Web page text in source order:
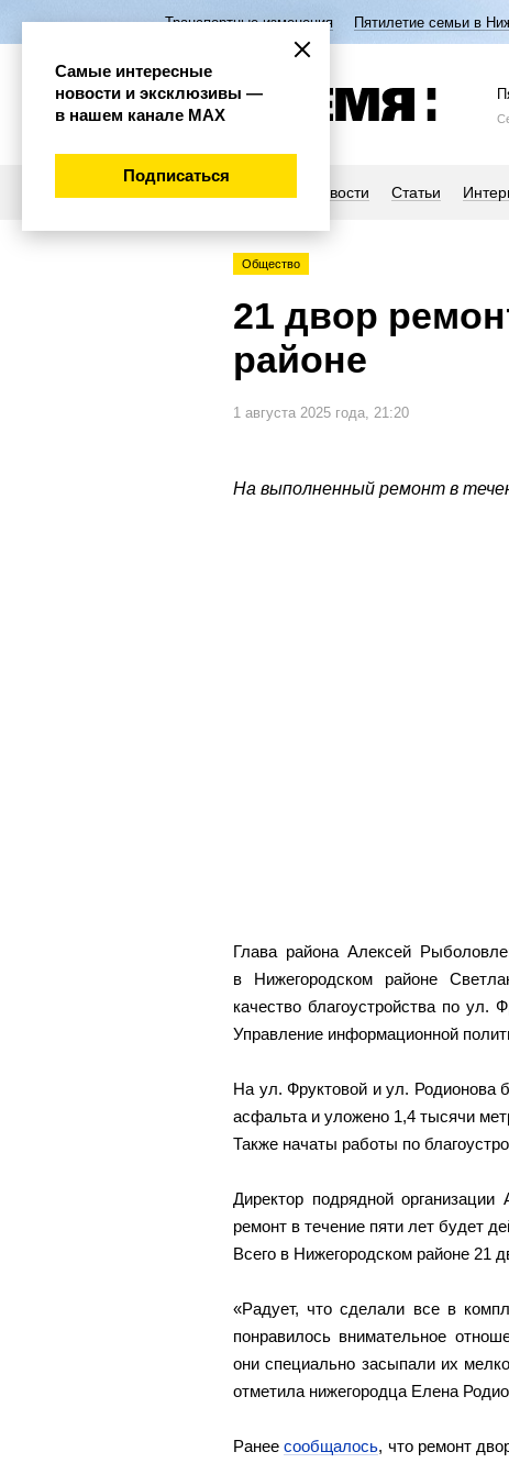
Транспортные изменения Пятилетие семьи в
Новости Статьи
Общество
21 двор
районе
1 августа 2025 года, 21:20
На выполненный ремонт в
Глава района Алексей
в Нижегородском районе
качество благоустройства по
Управление информационной
На ул. Фруктовой и ул. Родионова
асфальта и уложено 1,4 тысячи
Также начаты работы по
Директор подрядной
ремонт в течение пяти лет будет
Всего в Нижегородском районе 21
«Радует, что сделали все в
понравилось внимательное
они специально засыпали их
отметила нижегородца Елена
Ранеесообщалось, что ремонт
Самые интересные
новости и эксклюзивы —
в нашем канале МАХ
Подписаться